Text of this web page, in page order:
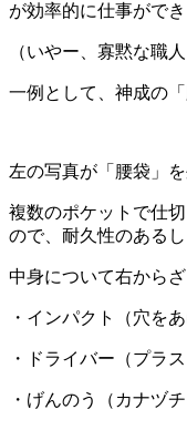
が効率的に仕事がで
（いやー、寡黙な職
一例として、神成の
左の写真が「腰袋」
複数のポケットで仕
ので、耐久性のある
中身について右から
・インパクト（穴を
・ドライバー（プラ
・げんのう（カナヅチ